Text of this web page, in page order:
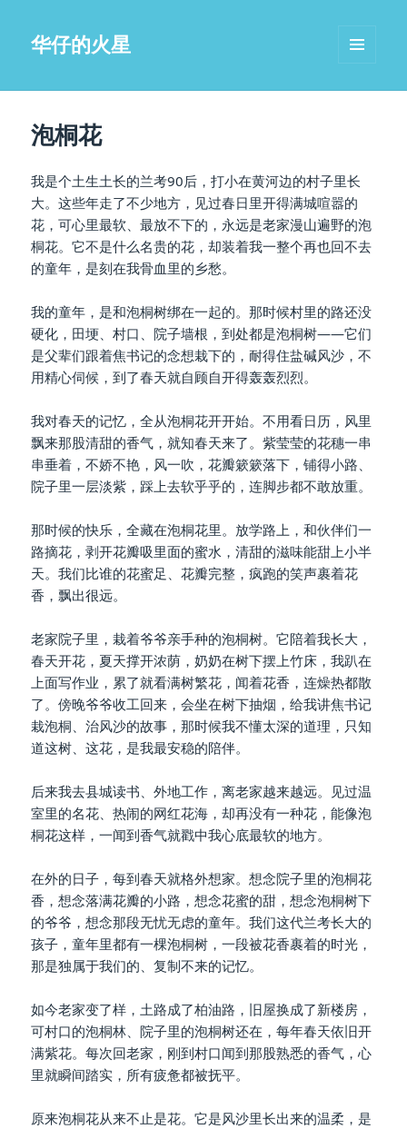
华仔的火星
泡桐花
我是个土生土长的兰考90后，打小在黄河边的村子里长
大。这些年走了不少地方，见过春日里开得满城喧嚣的
花，可心里最软、最放不下的，永远是老家漫山遍野的泡
桐花。它不是什么名贵的花，却装着我一整个再也回不去
的童年，是刻在我骨血里的乡愁。
我的童年，是和泡桐树绑在一起的。那时候村里的路还没
硬化，田埂、村口、院子墙根，到处都是泡桐树——它们
是父辈们跟着焦书记的念想栽下的，耐得住盐碱风沙，不
用精心伺候，到了春天就自顾自开得轰轰烈烈。
我对春天的记忆，全从泡桐花开开始。不用看日历，风里
飘来那股清甜的香气，就知春天来了。紫莹莹的花穗一串
串垂着，不娇不艳，风一吹，花瓣簌簌落下，铺得小路、
院子里一层淡紫，踩上去软乎乎的，连脚步都不敢放重。
那时候的快乐，全藏在泡桐花里。放学路上，和伙伴们一
路摘花，剥开花瓣吸里面的蜜水，清甜的滋味能甜上小半
天。我们比谁的花蜜足、花瓣完整，疯跑的笑声裹着花
香，飘出很远。
老家院子里，栽着爷爷亲手种的泡桐树。它陪着我长大，
春天开花，夏天撑开浓荫，奶奶在树下摆上竹床，我趴在
上面写作业，累了就看满树繁花，闻着花香，连燥热都散
了。傍晚爷爷收工回来，会坐在树下抽烟，给我讲焦书记
栽泡桐、治风沙的故事，那时候我不懂太深的道理，只知
道这树、这花，是我最安稳的陪伴。
后来我去县城读书、外地工作，离老家越来越远。见过温
室里的名花、热闹的网红花海，却再没有一种花，能像泡
桐花这样，一闻到香气就戳中我心底最软的地方。
在外的日子，每到春天就格外想家。想念院子里的泡桐花
香，想念落满花瓣的小路，想念花蜜的甜，想念泡桐树下
的爷爷，想念那段无忧无虑的童年。我们这代兰考长大的
孩子，童年里都有一棵泡桐树，一段被花香裹着的时光，
那是独属于我们的、复制不来的记忆。
如今老家变了样，土路成了柏油路，旧屋换成了新楼房，
可村口的泡桐林、院子里的泡桐树还在，每年春天依旧开
满紫花。每次回老家，刚到村口闻到那股熟悉的香气，心
里就瞬间踏实，所有疲惫都被抚平。
原来泡桐花从来不止是花。它是风沙里长出来的温柔，是